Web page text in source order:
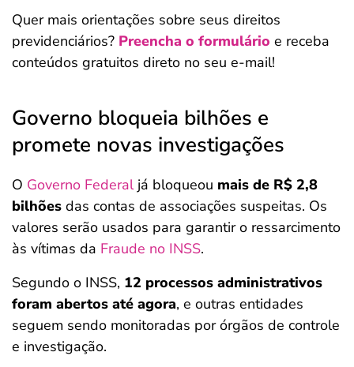
Quer mais orientações sobre seus direitos
previdenciários? Preencha o formulário e receba
conteúdos gratuitos direto no seu e-mail!
Governo bloqueia bilhões e
promete novas investigações
O Governo Federaljá bloqueou mais de R$ 2,8
bilhões das contas de associações suspeitas. Os
valores serão usados para garantir o ressarcimento
às vítimas da Fraude no INSS.
Segundo o INSS, 12 processos administrativos
foram abertos até agora, e outras entidades
seguem sendo monitoradas por órgãos de controle
e investigação.